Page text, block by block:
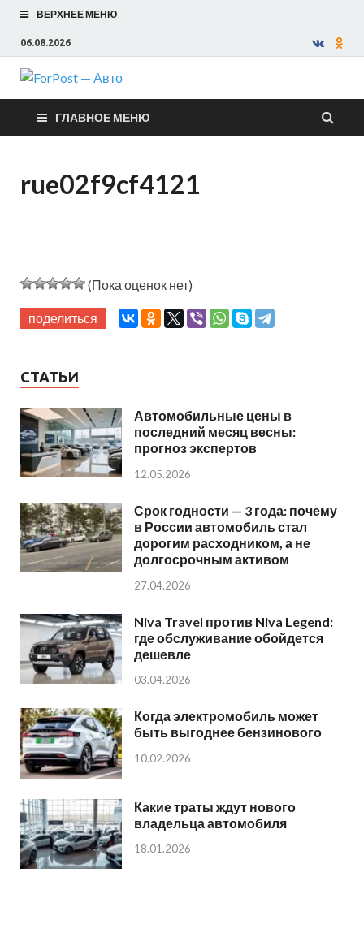
ВЕРХНЕЕ МЕНЮ
06.08.2026
ForPost —
Авто
ГЛАВНОЕ МЕНЮ
rue02f9cf4121
(Пока оценок нет)
поделиться
СТАТЬИ
Автомобильные цены в
последний месяц весны:
прогноз экспертов
12.05.2026
Срок годности — 3 года: почему
в России автомобиль стал
дорогим расходником, а не
долгосрочным активом
27.04.2026
Niva Travel против Niva Legend:
где обслуживание обойдется
дешевле
03.04.2026
Когда электромобиль может
быть выгоднее бензинового
10.02.2026
Какие траты ждут нового
владельца автомобиля
18.01.2026